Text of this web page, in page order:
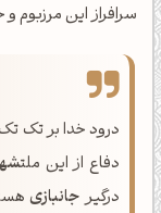
سرافراز این مرزبوم
درود خدا بر تک
دفاع از این ملت
درگیرجانبازی